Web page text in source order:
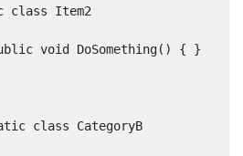
class
Item2
void DoSomething() {
}
class
CategoryB